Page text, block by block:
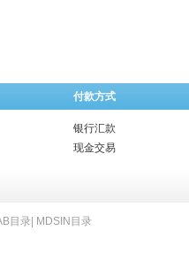
付款方式
银行汇款
现金交易
目录| MDSIN目录